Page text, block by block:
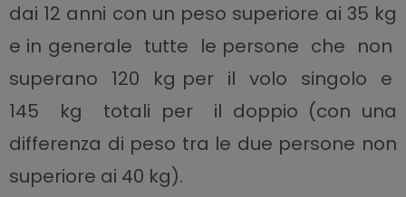
dai 12 anni con un peso superiore ai 35 kg
e in generale tutte le persone che non
superano 120 kg per il volo singolo e
145 kg totali per il doppio (con una
differenza di peso tra le due persone non
superiore ai 40 kg).